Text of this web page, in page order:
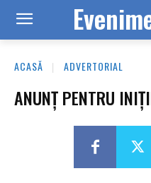
ACASĂ ADVERTORIAL
ANUNŢ PENTRU